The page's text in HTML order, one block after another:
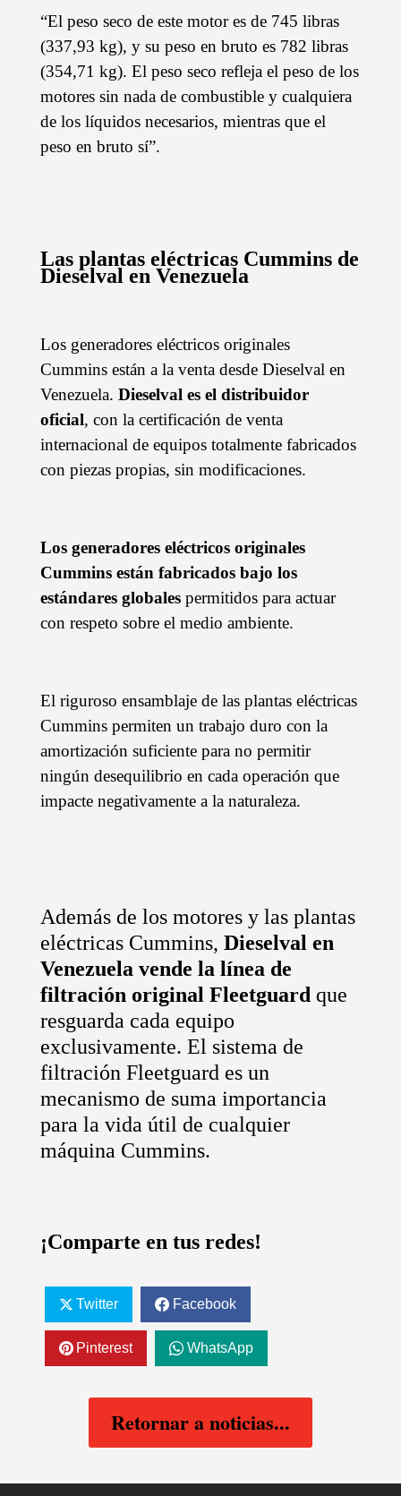
“El peso seco de este motor es de 745 libras
(337,93 kg), y su peso en bruto es 782 libras
(354,71 kg). El peso seco refleja el peso de los
motores sin nada de combustible y cualquiera
de los líquidos necesarios, mientras que el
peso en bruto sí”.
Las plantas eléctricas Cummins de
Dieselval en Venezuela
Los generadores eléctricos originales
Cummins están a la venta desde Dieselval en
Venezuela. Dieselval es el distribuidor
oficial, con la certificación de venta
internacional de equipos totalmente fabricados
con piezas propias, sin modificaciones.
Los generadores eléctricos originales
Cummins están fabricados bajo los
estándares globales permitidos para actuar
con respeto sobre el medio ambiente.
El riguroso ensamblaje de las plantas eléctricas
Cummins permiten un trabajo duro con la
amortización suficiente para no permitir
ningún desequilibrio en cada operación que
impacte negativamente a la naturaleza.
Además de los motores y las plantas
eléctricas Cummins, Dieselval en
Venezuela vende la línea de
filtración original Fleetguard que
resguarda cada equipo
exclusivamente. El sistema de
filtración Fleetguard es un
mecanismo de suma importancia
para la vida útil de cualquier
máquina Cummins.
¡Comparte en tus redes!
Twitter Facebook
Pinterest WhatsApp
Retornar a noticias...